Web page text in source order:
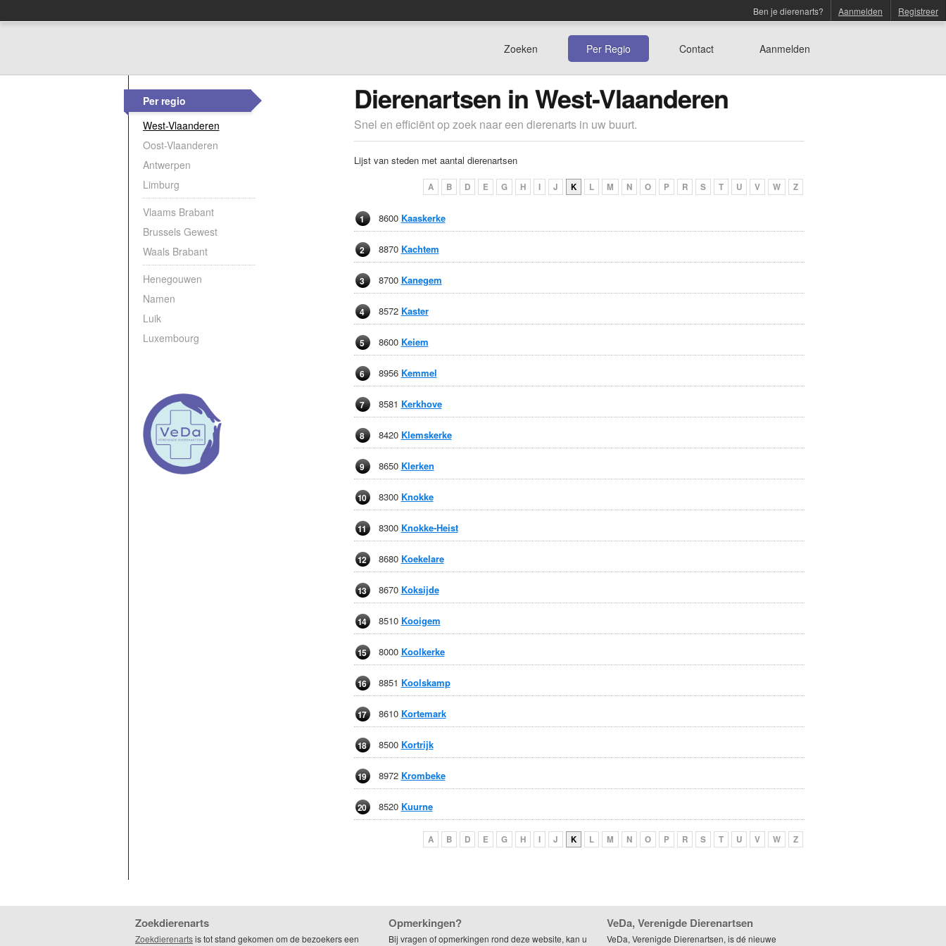
Aanmelden Registreer
Ben je dierenarts?
Zoeken Per Regio Contact Aanmelden
Per regio
West-Vlaanderen
Oost-Vlaanderen
Antwerpen
Limburg
Vlaams Brabant
Brussels Gewest
Waals Brabant
Henegouwen
Namen
Luik
Luxembourg
Dierenartsen in West-Vlaanderen
Snel en efficiënt op zoek naar een dierenarts in uw buurt.
Lijst van steden met aantal dierenartsen
A B D E G H I J K L M N O P R S T U V W Z
1 8600 Kaaskerke
2 8870 Kachtem
3 8700 Kanegem
4 8572 Kaster
5 8600 Keiem
6 8956 Kemmel
7 8581 Kerkhove
8 8420 Klemskerke
9 8650 Klerken
10 8300 Knokke
11 8300 Knokke-Heist
12 8680 Koekelare
13 8670 Koksijde
14 8510 Kooigem
15 8000 Koolkerke
16 8851 Koolskamp
17 8610 Kortemark
18 8500 Kortrijk
19 8972 Krombeke
20 8520 Kuurne
A B D E G H I J K L M N O P R S T U V W Z
Zoekdierenarts
Zoekdierenartsis tot stand gekomen om de bezoekers een
Opmerkingen?
Bij vragen of opmerkingen rond deze website, kan u
VeDa, Verenigde Dierenartsen
VeDa, Verenigde Dierenartsen, is dé nieuwe